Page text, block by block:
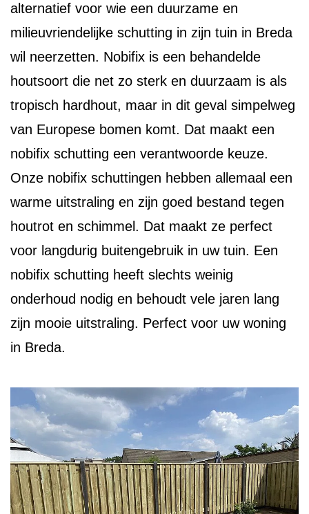
alternatief voor wie een duurzame en
milieuvriendelijke schutting in zijn tuin in Breda
wil neerzetten. Nobifix is een behandelde
houtsoort die net zo sterk en duurzaam is als
tropisch hardhout, maar in dit geval simpelweg
van Europese bomen komt. Dat maakt een
nobifix schutting een verantwoorde keuze.
Onze nobifix schuttingen hebben allemaal een
warme uitstraling en zijn goed bestand tegen
houtrot en schimmel. Dat maakt ze perfect
voor langdurig buitengebruik in uw tuin. Een
nobifix schutting heeft slechts weinig
onderhoud nodig en behoudt vele jaren lang
zijn mooie uitstraling. Perfect voor uw woning
in Breda.